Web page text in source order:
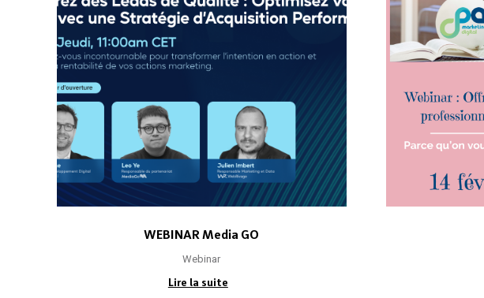
WEBINAR Media GO
Webinar
Lire la suite